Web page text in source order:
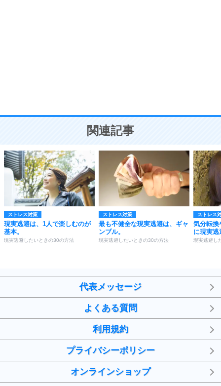
ことが大切。
関連記事
ストレス対策
現実逃避は、1人で楽しむのが
基本。
現実逃避したいときの30の方法
ストレス対策
最も不健全な現実逃避は、ギャ
ンブル。
現実逃避したいときの30の方法
ストレス
気分転換
に現実
現実逃避し
代表メッセージ
よくある質問
利用規約
プライバシーポリシー
オンラインショップ